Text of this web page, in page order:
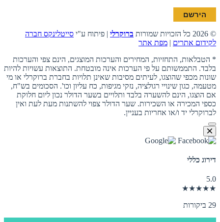
© 2026 כל הזכויות שמורות ברוקרלי | פיתוח ע"י סייטלינקס חברה
לקידום אתרים | מפת אתר
* הטבלאות, התחזיות, המחירים והערכות המוצגים, הינם צפי והערכות
בלבד. התממשותם על פי הערכות אינה מובטחת. התוצאות עשויות להיות
שונות מכפי שהוצגו, לעיתים מסיבות שאינן תלויות בחברת ברוקרלי או מי
מטעמה, כגון שינויי רגולציה, נזקי מגיפות, כח עליון וכו'. הסכומים בש"ח,
אם הוצגו, הינם להשערה בלבד ותלויים בשער הדולר נכון ליום חלוקת
כספי המכירה או השכירות. שער הדולר צפוי להשתנות מעת לעת ואין
לברוקרלי יד ו/או אחריות בעניין.
דירוג כללי
5.0
★★★★★
29 ביקורות